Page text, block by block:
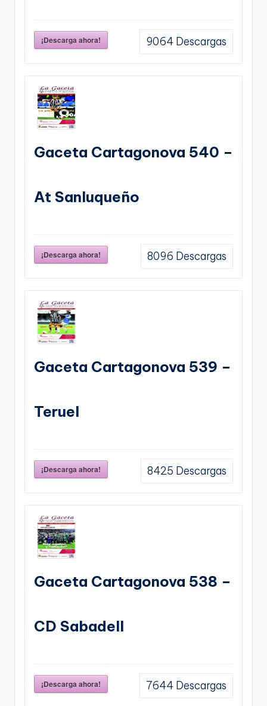
¡Descarga ahora! 9064 Descargas
Gaceta Cartagonova 540 –
At Sanluqueño
¡Descarga ahora! 8096 Descargas
Gaceta Cartagonova 539 –
Teruel
¡Descarga ahora! 8425 Descargas
Gaceta Cartagonova 538 –
CD Sabadell
¡Descarga ahora! 7644 Descargas